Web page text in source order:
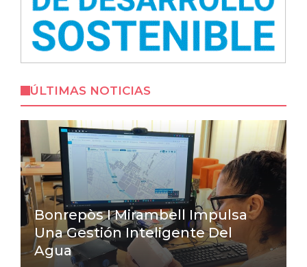
ÚLTIMAS NOTICIAS
Bonrepòs I Mirambell Impulsa
Una Gestión Inteligente Del
Agua